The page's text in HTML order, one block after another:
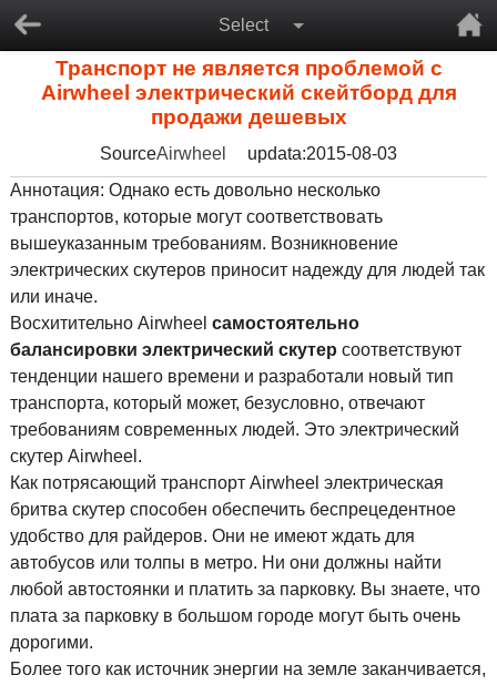
Select
Транспорт не является проблемой с
Airwheel электрический скейтборд для
продажи дешевых
SourceAirwheel
updata:2015-08-03
Аннотация: Однако есть довольно несколько
транспортов, которые могут соответствовать
вышеуказанным требованиям. Возникновение
электрических скутеров приносит надежду для людей так
или иначе.
Восхитительно Airwheel самостоятельно
балансировки электрический скутер соответствуют
тенденции нашего времени и разработали новый тип
транспорта, который может, безусловно, отвечают
требованиям современных людей. Это электрический
скутер Airwheel.
Как потрясающий транспорт Airwheel электрическая
бритва скутер способен обеспечить беспрецедентное
удобство для райдеров. Они не имеют ждать для
автобусов или толпы в метро. Ни они должны найти
любой автостоянки и платить за парковку. Вы знаете, что
плата за парковку в большом городе могут быть очень
дорогими.
Более того как источник энергии на земле заканчивается,